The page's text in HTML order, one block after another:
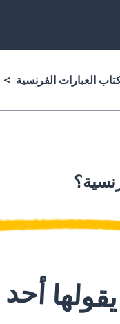
العبارات الفرنسية
أحد